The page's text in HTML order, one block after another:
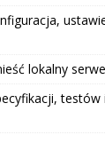
lokalny
testów